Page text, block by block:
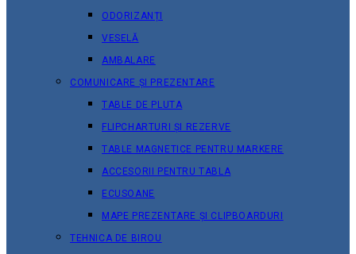
ODORIZANȚI
VESELĂ
AMBALARE
COMUNICARE ȘI PREZENTARE
TABLE DE PLUTA
FLIPCHARTURI ȘI REZERVE
TABLE MAGNETICE PENTRU MARKERE
ACCESORII PENTRU TABLA
ECUSOANE
MAPE PREZENTARE ȘI CLIPBOARDURI
TEHNICA DE BIROU